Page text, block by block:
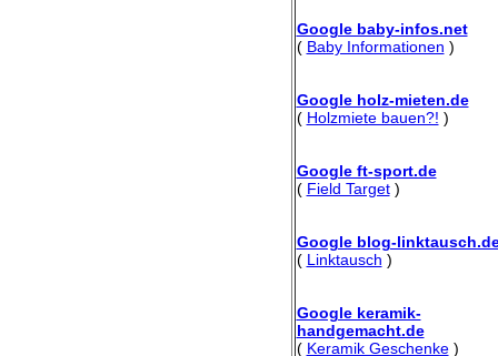
Google baby-infos.net
( Baby Informationen )
Google holz-mieten.de
( Holzmiete bauen?! )
Google ft-sport.de
( Field Target)
Google blog-
( Linktausch )
Google keramik-
handgemacht.de
( Keramik Geschenke)